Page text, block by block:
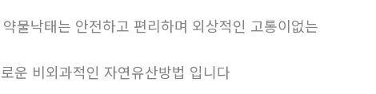
약물낙태는 안전하고 편리하며 외상적인 고통이없는
운 비외과적인 자연유산방법 입니다